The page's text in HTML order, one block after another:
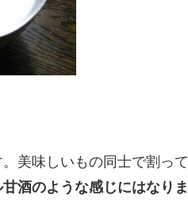
美味しいもの同士で割っ
酒のような感じにはなりま